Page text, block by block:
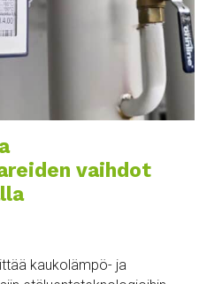
vaihdot
kaukolämpö- ja